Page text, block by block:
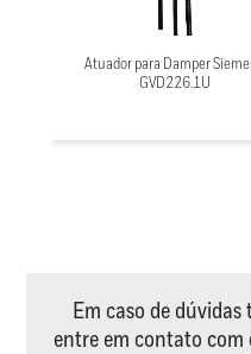
Atuador para Damper
GVD226.1U
Em caso de
entre em contato com